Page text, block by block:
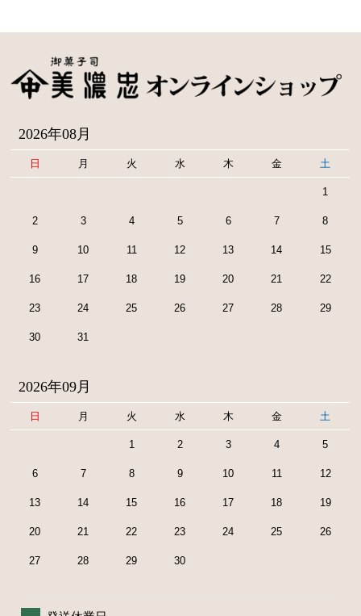
2026年08月
日 月 火 水 木 金 土
1
2 3 4 5 6 7 8
9 10 11 12 13 14 15
16 17 18 19 20 21 22
23 24 25 26 27 28 29
30 31
2026年09月
日 月 火 水 木 金 土
1 2 3 4 5
6 7 8 9 10 11 12
13 14 15 16 17 18 19
20 21 22 23 24 25 26
27 28 29 30